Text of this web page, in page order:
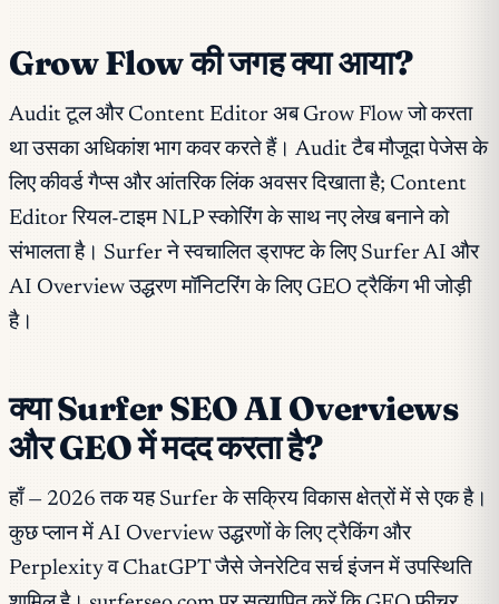
Grow Flow की जगह क्या आया?
Audit टूल और Content Editor अब Grow Flow जो करता
था उसका अधिकांश भाग कवर करते हैं। Audit टैब मौजूदा पेजेस के
लिए कीवर्ड गैप्स और आंतरिक लिंक अवसर दिखाता है; Content
Editor रियल-टाइम NLP स्कोरिंग के साथ नए लेख बनाने को
संभालता है। Surfer ने स्वचालित ड्राफ्ट के लिए Surfer AI और
AI Overview उद्धरण मॉनिटरिंग के लिए GEO ट्रैकिंग भी जोड़ी
है।
क्या Surfer SEO AI Overviews
और GEO में मदद करता है?
हाँ — 2026 तक यह Surfer के सक्रिय विकास क्षेत्रों में से एक है।
कुछ प्लान में AI Overview उद्धरणों के लिए ट्रैकिंग और
Perplexity व ChatGPT जैसे जेनरेटिव सर्च इंजन में उपस्थिति